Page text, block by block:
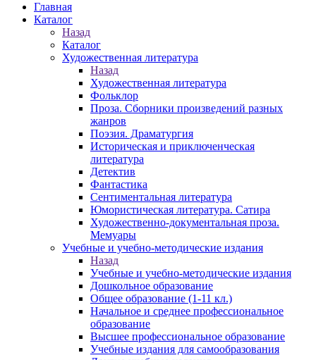
Главная
Каталог
Назад
Каталог
Художественная литература
Назад
Художественная литература
Фольклор
Проза. Сборники произведений разных
жанров
Поэзия. Драматургия
Историческая и приключенческая
литература
Детектив
Фантастика
Сентиментальная литература
Юмористическая литература. Сатира
Художественно-документальная проза.
Мемуары
Учебные и учебно-методические издания
Назад
Учебные и учебно-методические издания
Дошкольное образование
Общее образование (1-11 кл.)
Начальное и среднее профессиональное
образование
Высшее профессиональное образование
Учебные издания для самообразования